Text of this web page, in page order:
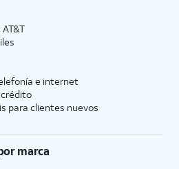
AT&T
e internet
para clientes nuevos
marca